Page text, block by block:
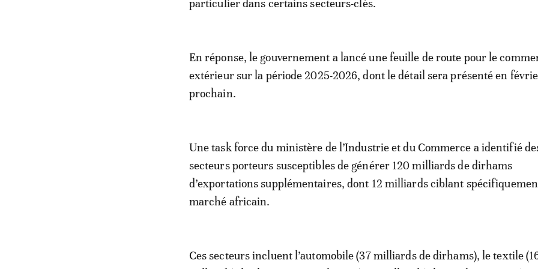
particulier dans certains secteurs-clés.
En réponse, le gouvernement a lancé une feuille de route pour le
extérieur sur la période 2025-2026, dont le détail sera présenté en
prochain.
Une task force du ministère de l’Industrie et du Commerce a identifié
secteurs porteurs susceptibles de générer 120 milliards de dirhams
d’exportations supplémentaires, dont 12 milliards ciblant
marché africain.
Ces secteurs incluent l’automobile (37 milliards de dirhams), le textile